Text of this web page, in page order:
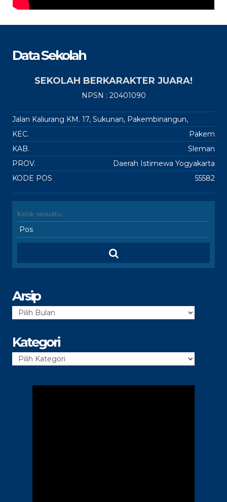
Data Sekolah
SEKOLAH BERKARAKTER JUARA!
NPSN : 20401090
Jalan Kaliurang KM. 17, Sukunan, Pakembinangun,
KEC.
Pakem
KAB.
Sleman
PROV.
Daerah Istimewa Yogyakarta
KODE POS
55582
Arsip
Arsip
Kategori
Kategori